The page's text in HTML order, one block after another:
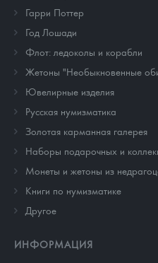
Гарри Поттер
Год Лошади
Флот: ледоколы и корабли
Жетоны "Необыкновенные
Ювелирные изделия
Русская нумизматика
Золотая карманная галерея
Наборы подарочных и
Монеты и жетоны из
Книги по нумизматике
Другое
ИНФОРМАЦИЯ